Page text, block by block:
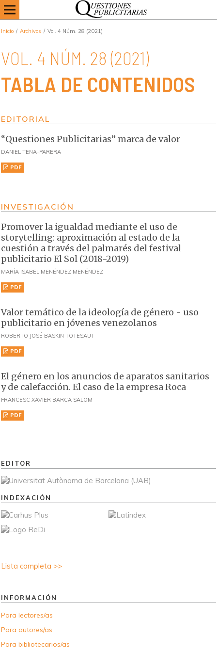
Inicio / Archivos / Vol. 4 Núm. 28 (2021)
VOL. 4 NÚM. 28 (2021)
TABLA DE CONTENIDOS
EDITORIAL
“Questiones Publicitarias” marca de valor
DANIEL TENA-PARERA
PDF
INVESTIGACIÓN
Promover la igualdad mediante el uso de
storytelling: aproximación al estado de la
cuestión a través del palmarés del festival
publicitario El Sol (2018-2019)
MARÍA ISABEL MENÉNDEZ MENÉNDEZ
PDF
Valor temático de la ideología de género - uso
publicitario en jóvenes venezolanos
ROBERTO JOSÉ BASKIN TOTESAUT
PDF
El género en los anuncios de aparatos sanitarios
y de calefacción. El caso de la empresa Roca
FRANCESC XAVIER BARCA SALOM
PDF
EDITOR
INDEXACIÓN
Lista completa >>
INFORMACIÓN
Para lectores/as
Para autores/as
Para bibliotecarios/as